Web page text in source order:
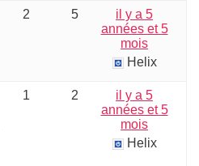
2 5
il y a 5
années et 5
mois
Helix
1 2
il y a 5
années et 5
mois
Helix